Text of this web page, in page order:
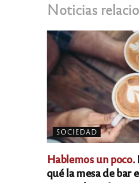
Noticias
SOCIEDAD
Hablemos un poco.
qué la mesa de bar